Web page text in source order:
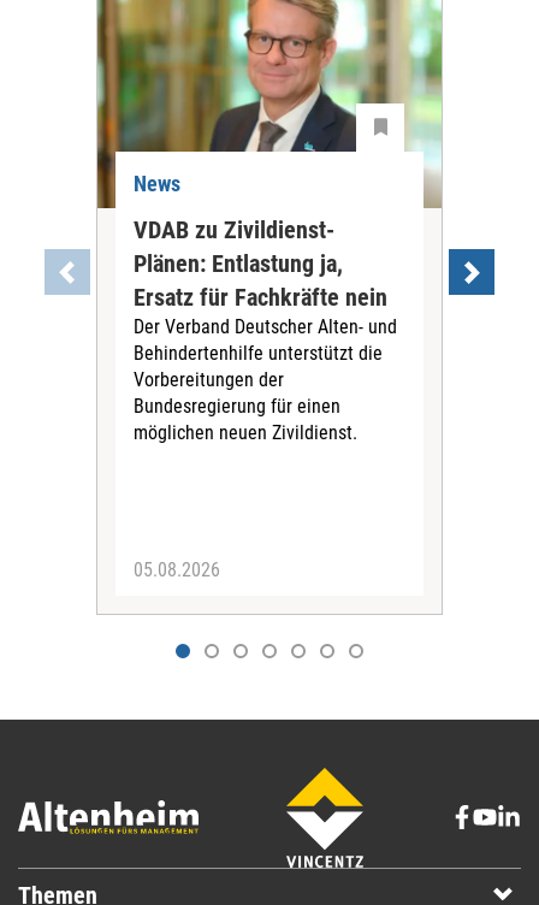
News
VDAB zu Zivildienst-
Plänen: Entlastung ja,
Ersatz für Fachkräfte nein
Der Verband Deutscher Alten- und
Behindertenhilfe unterstützt die
Vorbereitungen der
Bundesregierung für einen
möglichen neuen Zivildienst.
05.08.2026
Themen